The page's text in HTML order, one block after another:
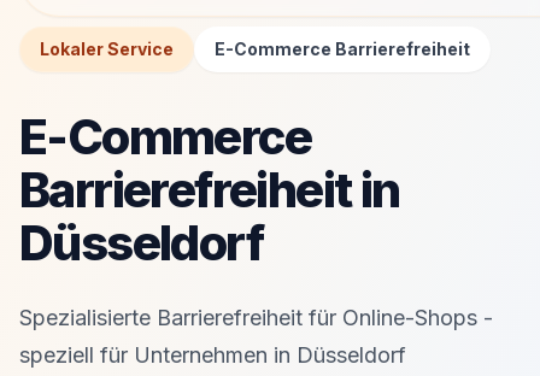
Lokaler Service E-Commerce Barrierefreiheit
E-Commerce
Barrierefreiheit in
Düsseldorf
Spezialisierte Barrierefreiheit für Online-Shops -
speziell für Unternehmen in Düsseldorf